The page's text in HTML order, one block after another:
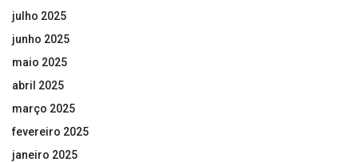
julho 2025
junho 2025
maio 2025
abril 2025
março 2025
fevereiro 2025
janeiro 2025